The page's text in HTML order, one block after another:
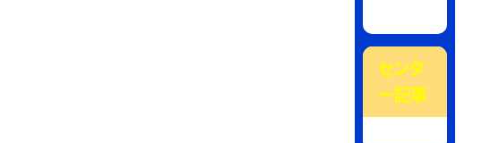
センタ
ー記事